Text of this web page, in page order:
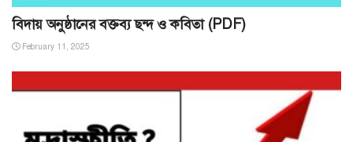
বিদায় অনুষ্ঠানের বক্তব্য ছন্দ ও কবিতা (PDF)
February 11, 2025